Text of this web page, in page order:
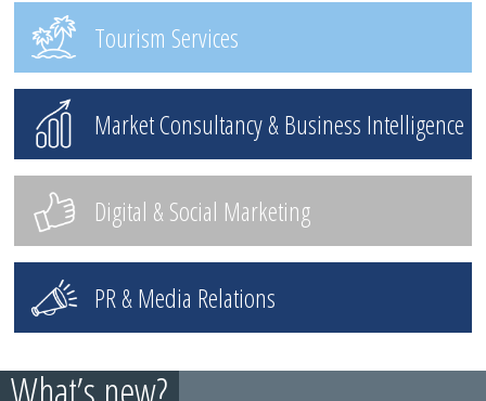
Tourism Services
Market Consultancy & Business Intelligence
Digital & Social Marketing
PR & Media Relations